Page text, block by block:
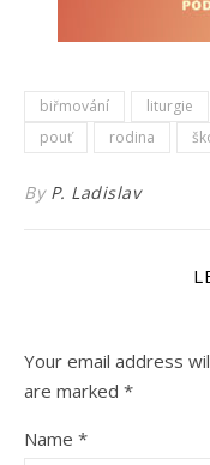
biřmování liturgie
pouť
rodina
By P. Ladislav
Your email address
are marked *
Name *